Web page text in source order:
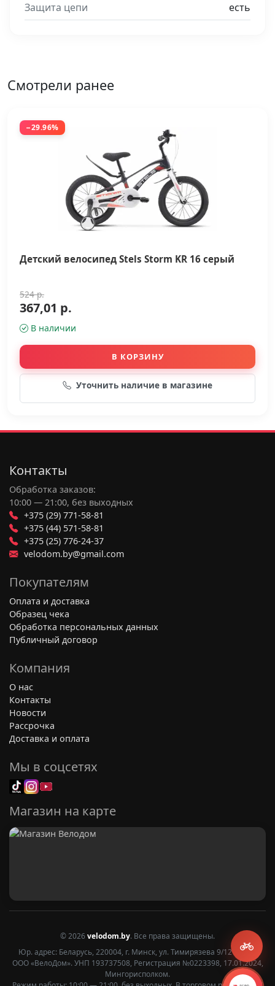
Защита цепи
есть
Смотрели ранее
−29.96%
Детский велосипед Stels Storm KR 16 серый
524 р.
367,01 р.
В наличии
В КОРЗИНУ
Уточнить наличие в магазине
Контакты
Обработка заказов:
10:00 — 21:00, без выходных
+375 (29) 771-58-81
+375 (44) 571-58-81
+375 (25) 776-24-37
velodom.by@gmail.com
Покупателям
Оплата и доставка
Образец чека
Обработка персональных данных
Публичный договор
Компания
О нас
Контакты
Новости
Рассрочка
Доставка и оплата
Мы в соцсетях
Магазин на карте
© 2026velodom.by. Все права защищены.
Юр. адрес: Беларусь, 220004, г. Минск, ул. Тимирязева 9/12 2 этаж
ООО «ВелоДом». УНП 193737508, Регистрация №0223398, 17.01.2024,
Мингорисполком.